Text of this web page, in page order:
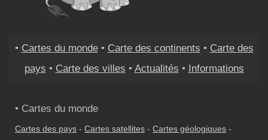
• Cartes du monde• Carte des continents • Carte des
pays • Carte des villes • Actualités • Informations
• Cartes du monde
Cartes des pays - Cartes satellites - Cartes géologiques -